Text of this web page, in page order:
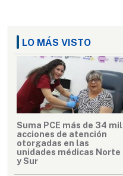
LO MÁS VISTO
Suma PCE más de 34 mil
acciones de atención
otorgadas en las
unidades médicas Norte
y Sur